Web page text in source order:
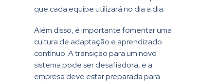
que cada equipe utilizará no dia a dia.
Além disso, é importante fomentar uma
cultura de adaptação e aprendizado
contínuo. A transição para um novo
sistema pode ser desafiadora, e a
empresa deve estar preparada para